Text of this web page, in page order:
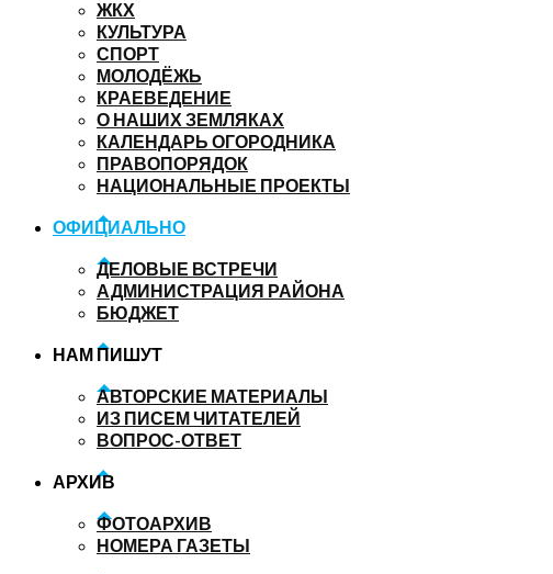
ЖКХ
КУЛЬТУРА
СПОРТ
МОЛОДЁЖЬ
КРАЕВЕДЕНИЕ
О НАШИХ ЗЕМЛЯКАХ
КАЛЕНДАРЬ ОГОРОДНИКА
ПРАВОПОРЯДОК
НАЦИОНАЛЬНЫЕ ПРОЕКТЫ
ОФИЦИАЛЬНО
ДЕЛОВЫЕ ВСТРЕЧИ
АДМИНИСТРАЦИЯ РАЙОНА
БЮДЖЕТ
НАМ ПИШУТ
АВТОРСКИЕ МАТЕРИАЛЫ
ИЗ ПИСЕМ ЧИТАТЕЛЕЙ
ВОПРОС-ОТВЕТ
АРХИВ
ФОТОАРХИВ
НОМЕРА ГАЗЕТЫ